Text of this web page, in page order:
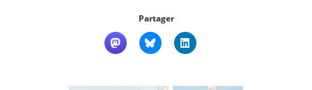
Partager